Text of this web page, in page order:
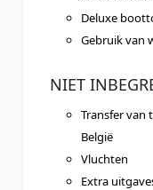
Deluxe
Gebruik van
NIET
Transfer van
België
Vluchten
Extra